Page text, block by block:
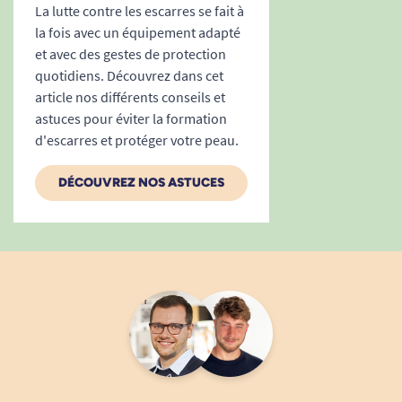
La lutte contre les escarres se fait à
la fois avec un équipement adapté
et avec des gestes de protection
quotidiens. Découvrez dans cet
article nos différents conseils et
astuces pour éviter la formation
d'escarres et protéger votre peau.
DÉCOUVREZ NOS ASTUCES